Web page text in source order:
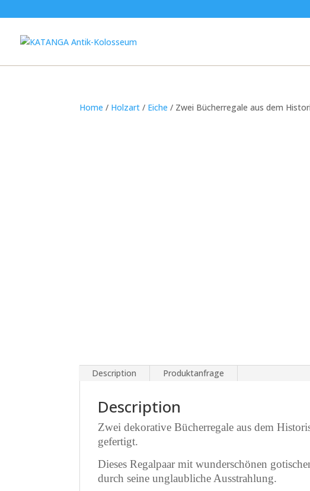
Home / Holzart / Eiche / Zwei Bücherregale aus dem
Description Produktanfrage
Description
Zwei dekorative Bücherregale aus dem
gefertigt.
Dieses Regalpaar mit wunderschönen
durch seine unglaubliche Ausstrahlung.